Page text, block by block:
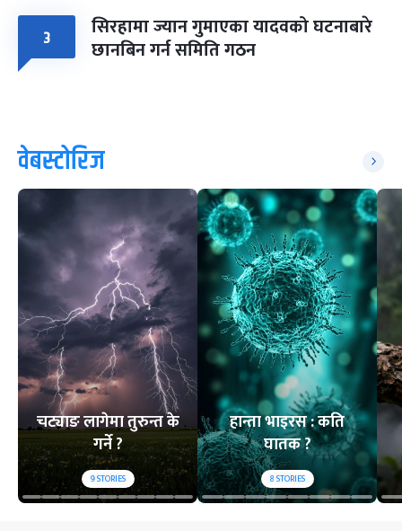
३ सिरहामा ज्यान गुमाएका यादवको घटनाबारे
छानबिन गर्न समिति गठन
वेबस्टोरिज
चट्याङ लागेमा तुरुन्त के
गर्ने ?
9STORIES
हान्ता भाइरस : कति
घातक ?
8STORIES